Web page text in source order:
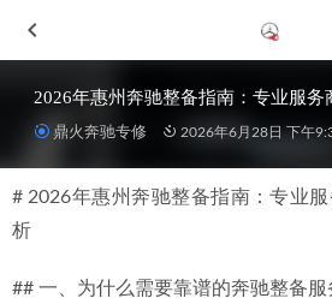
2026年惠州奔驰整备指南：专业服
鼎火奔驰专修 2026年6月28日 下午
# 2026年惠州奔驰整备指南：专业
析
## 一、为什么需要靠谱的奔驰整备服